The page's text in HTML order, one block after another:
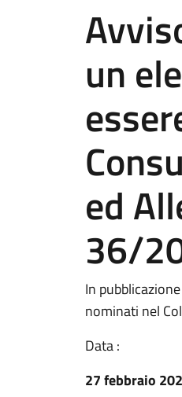
un
ed
36/
In
nominati nel
Data :
27 febbraio